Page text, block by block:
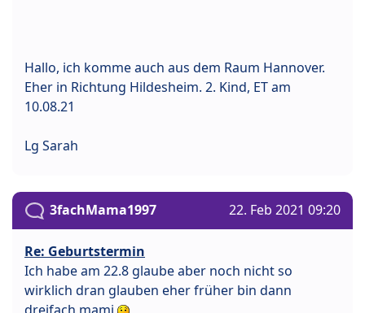
Hallo, ich komme auch aus dem Raum Hannover.
Eher in Richtung Hildesheim. 2. Kind, ET am
10.08.21
Lg Sarah
3fachMama1997 22. Feb 2021 09:20
Re: Geburtstermin
Ich habe am 22.8 glaube aber noch nicht so
wirklich dran glauben eher früher bin dann